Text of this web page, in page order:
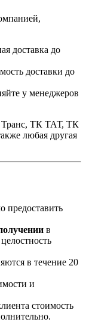
доставка до
доставки до
у менеджеров
ТК ТАТ, ТК
любая другая
предоставить
в
в течение 20
и
стоимость